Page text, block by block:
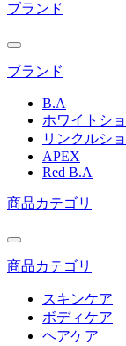
テ
エ
ア
へ
ブランド
ブランド
B.A
ホワイトシ
リンクルシ
APEX
Red B.A
商品カテゴリ
商品カテゴリ
スキンケア
ボディケア
ヘアケア